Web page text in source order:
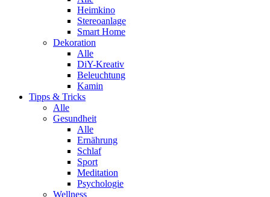
Heimkino
Stereoanlage
Smart Home
Dekoration
Alle
DiY-Kreativ
Beleuchtung
Kamin
Tipps & Tricks
Alle
Gesundheit
Alle
Ernährung
Schlaf
Sport
Meditation
Psychologie
Wellness